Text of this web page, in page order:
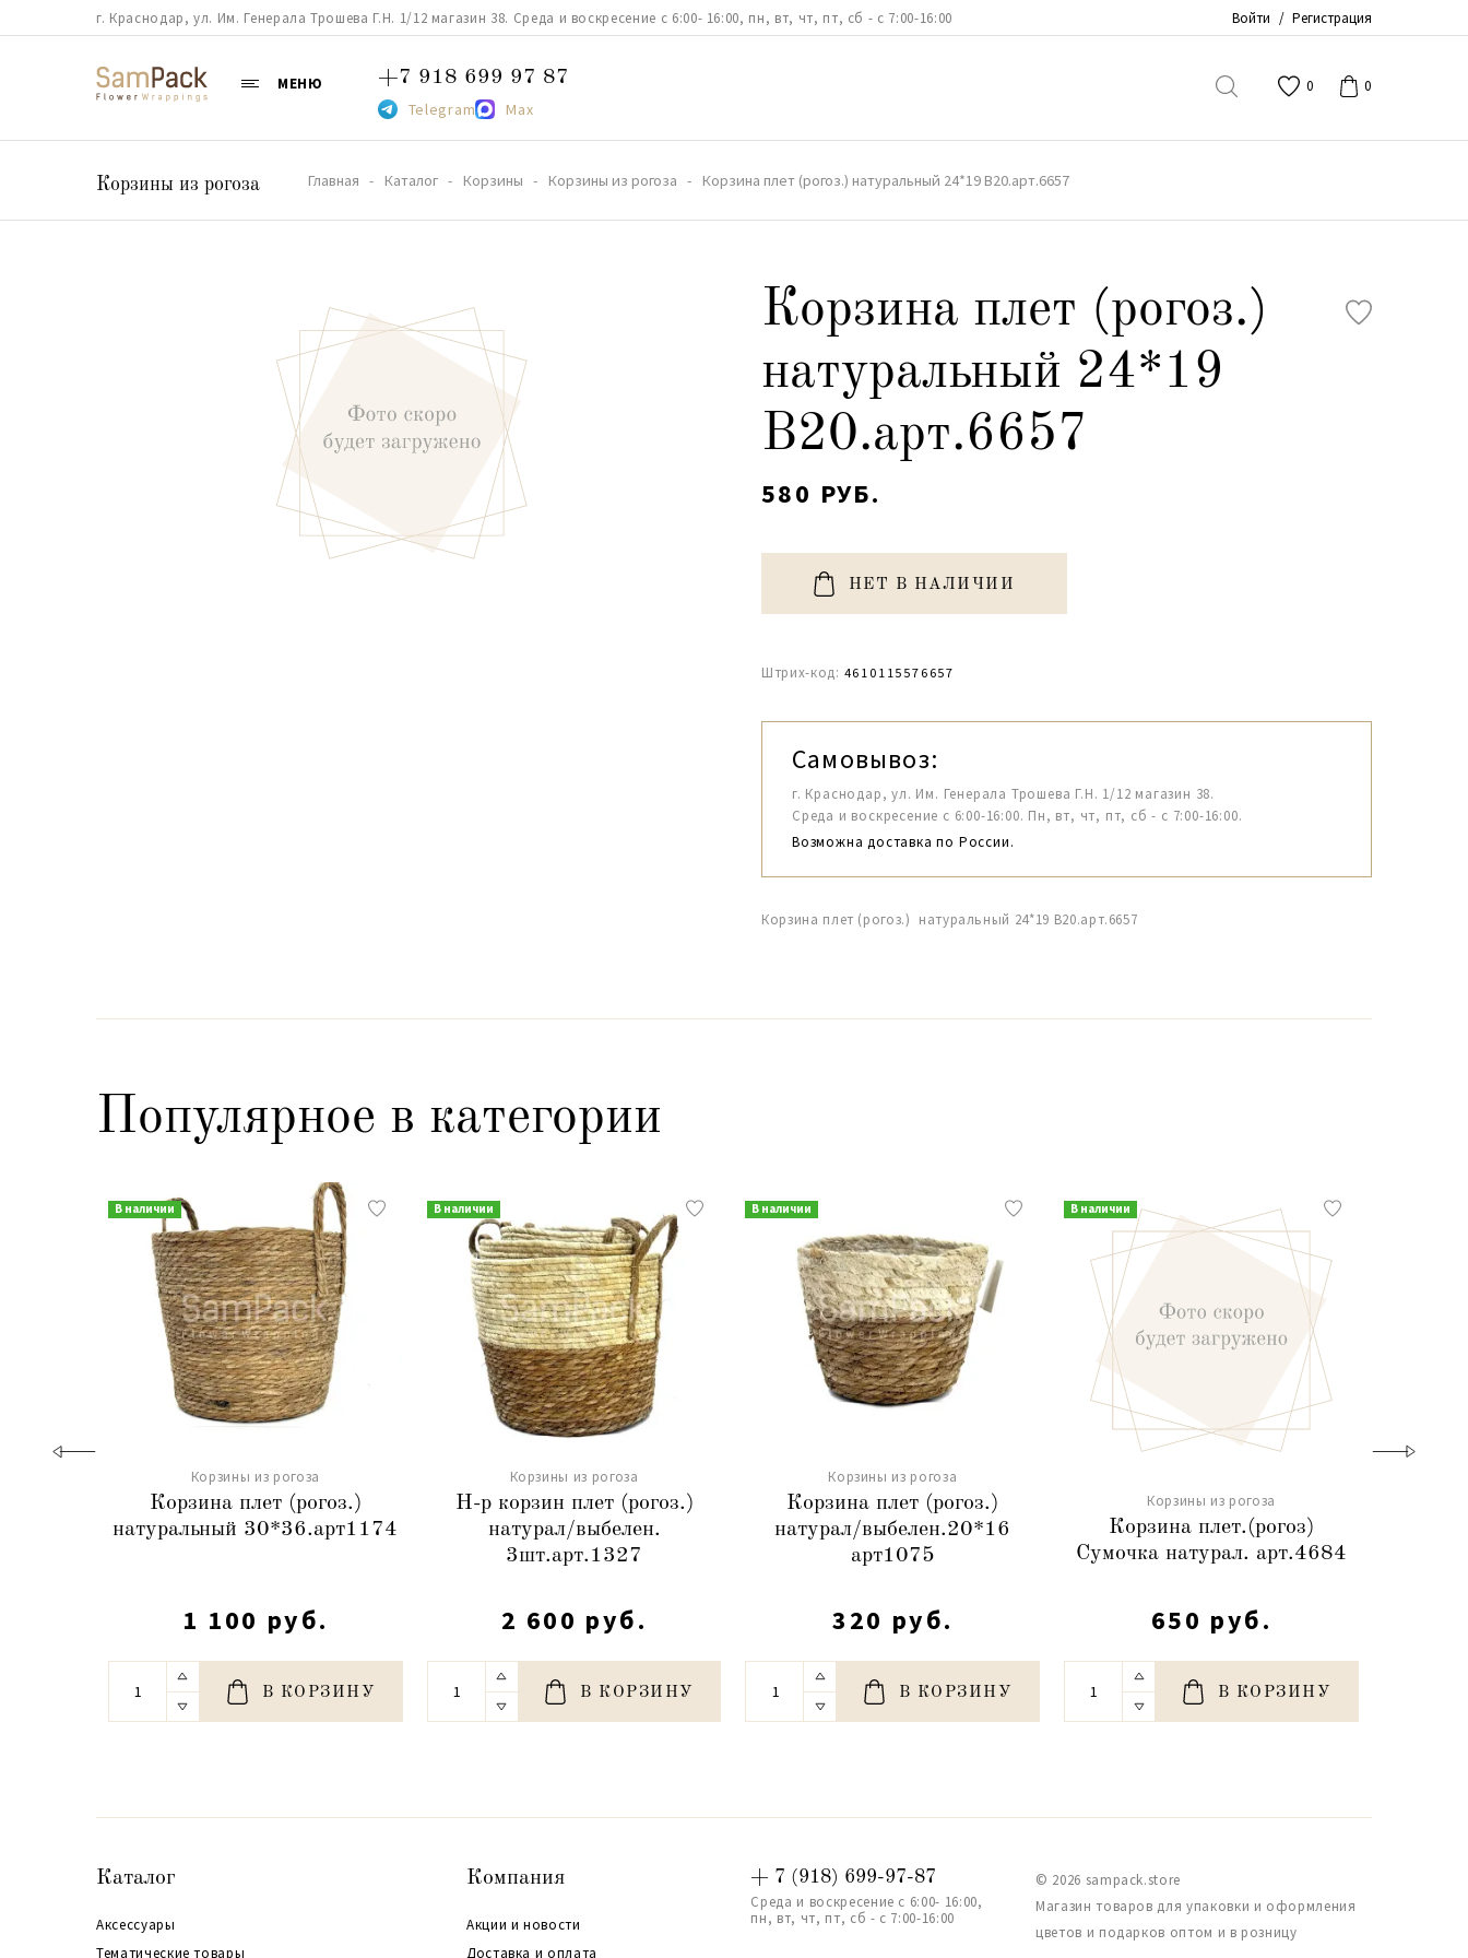
г. Краснодар, ул. Им. Генерала Трошева Г.Н. 1/12 магазин 38. Среда и воскресение с 6:00- 16:00, пн, вт, чт, пт, сб - с 7:00-16:00 Войти / Регистрация
МЕНЮ +7 918 699 97 87
Telegram Max
0 0
Корзины из рогоза Главная Каталог Корзины Корзины из рогоза Корзина плет (рогоз.) натуральный 24*19 B20.арт.6657
Корзина плет (рогоз.)
натуральный 24*19
B20.арт.6657
580 РУБ.
НЕТ В НАЛИЧИИ
Штрих-код: 4610115576657
Самовывоз:
г. Краснодар, ул. Им. Генерала Трошева Г.Н. 1/12 магазин 38.
Среда и воскресение с 6:00-16:00. Пн, вт, чт, пт, сб - с 7:00-16:00.
Возможна доставка по России.
Корзина плет (рогоз.) натуральный 24*19 B20.арт.6657
Популярное в категории
В наличии
Корзины из рогоза
Корзина плет (рогоз.)
натуральный 30*36.арт1174
1 100 руб.
В КОРЗИНУ
В наличии
Корзины из рогоза
Н-р корзин плет (рогоз.)
натурал/выбелен.
3шт.арт.1327
2 600 руб.
В КОРЗИНУ
В наличии
Корзины из рогоза
Корзина плет (рогоз.)
натурал/выбелен.20*16
арт1075
320 руб.
В КОРЗИНУ
В наличии
Корзины из рогоза
Корзина плет.(рогоз)
Сумочка натурал. арт.4684
650 руб.
В КОРЗИНУ
Каталог
Аксессуары
Тематические товары
Компания
Акции и новости
Доставка и оплата
+ 7 (918) 699-97-87
Среда и воскресение с 6:00- 16:00,
пн, вт, чт, пт, сб - с 7:00-16:00
© 2026 sampack.store
Магазин товаров для упаковки и оформления
цветов и подарков оптом и в розницу